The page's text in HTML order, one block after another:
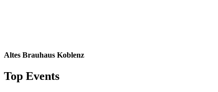
Altes Brauhaus Koblenz
Top Events